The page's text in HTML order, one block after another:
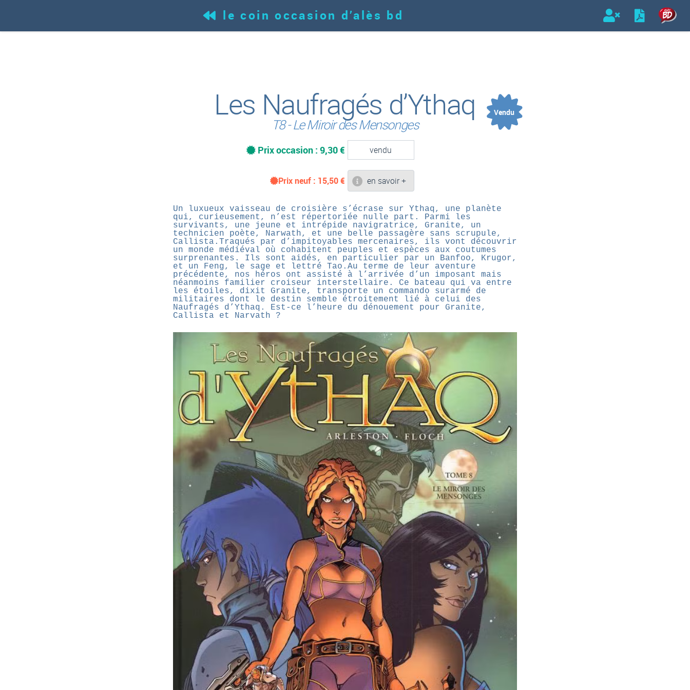
le coin occasion d’alès bd
Les Naufragés d’Ythaq
T8 - Le Miroir des Mensonges
Vendu
Prix occasion : 9,30 € vendu
Prix neuf : 15,50€ en savoir +
Un luxueux vaisseau de croisière s’écrase sur Ythaq, une planète
qui, curieusement, n’est répertoriée nulle part. Parmi les
survivants, une jeune et intrépide navigratrice, Granite, un
technicien poète, Narwath, et une belle passagère sans scrupule,
Callista.Traqués par d’impitoyables mercenaires, ils vont découvrir
un monde médiéval où cohabitent peuples et espèces aux coutumes
surprenantes. Ils sont aidés, en particulier par un Banfoo, Krugor,
et un Feng, le sage et lettré Tao.Au terme de leur aventure
précédente, nos héros ont assisté à l’arrivée d’un imposant mais
néanmoins familier croiseur interstellaire. Ce bateau qui va entre
les étoiles, dixit Granite, transporte un commando surarmé de
militaires dont le destin semble étroitement lié à celui des
Naufragés d’Ythaq. Est-ce l’heure du dénouement pour Granite,
Callista et Narvath ?